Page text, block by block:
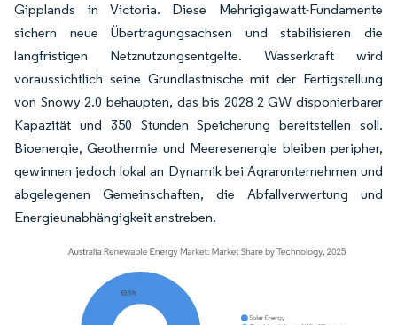
Gipplands in Victoria. Diese Mehrigigawatt-Fundamente
sichern neue Übertragungsachsen und stabilisieren die
langfristigen Netznutzungsentgelte. Wasserkraft wird
voraussichtlich seine Grundlastnische mit der Fertigstellung
von Snowy 2.0 behaupten, das bis 2028 2 GW disponierbarer
Kapazität und 350 Stunden Speicherung bereitstellen soll.
Bioenergie, Geothermie und Meeresenergie bleiben peripher,
gewinnen jedoch lokal an Dynamik bei Agrarunternehmen und
abgelegenen Gemeinschaften, die Abfallverwertung und
Energieunabhängigkeit anstreben.